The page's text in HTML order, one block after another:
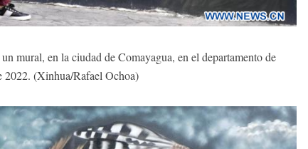
mural, en la ciudad de Comayagua, en el departamento de
2022. (Xinhua/Rafael Ochoa)